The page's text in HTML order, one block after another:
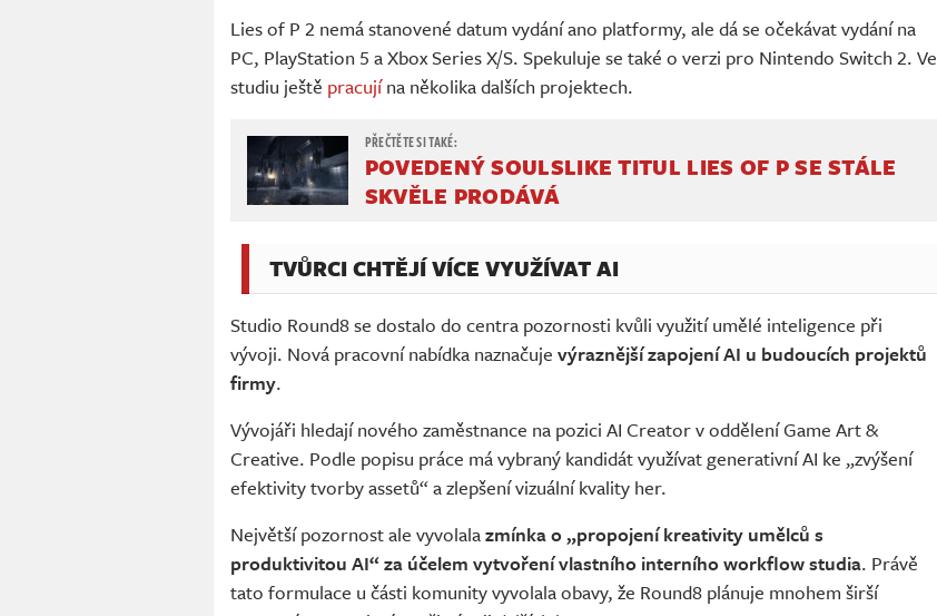
Lies of P 2 nemá stanovené datum vydání ano platformy, ale dá se očekávat vydání na
PC, PlayStation 5 a Xbox Series X/S. Spekuluje se také o verzi pro Nintendo Switch 2. Ve
studiu ještě pracujína několika dalších projektech.
POVEDENÝ SOULSLIKE TITUL LIES OF P SE STÁLE
SKVĚLE PRODÁVÁ
TVŮRCI CHTĚJÍ VÍCE VYUŽÍVAT AI
Studio Round8 se dostalo do centra pozornosti kvůli využití umělé inteligence při
vývoji. Nová pracovní nabídka naznačuje výraznější zapojení AI u budoucích projektů
firmy.
Vývojáři hledají nového zaměstnance na pozici AI Creator v oddělení Game Art &
Creative. Podle popisu práce má vybraný kandidát využívat generativní AI ke „zvýšení
efektivity tvorby assetů“ a zlepšení vizuální kvality her.
Největší pozornost ale vyvolalazmínka o „propojení kreativity umělců s
produktivitou AI“ za účelem vytvoření vlastního interního workflow studia. Právě
tato formulace u části komunity vyvolala obavy, že Round8 plánuje mnohem širší